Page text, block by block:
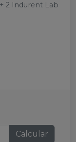
2 Indurent Lab
Calcular